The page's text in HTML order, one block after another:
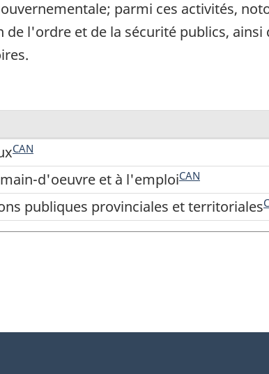
parmi ces activités,
l'ordre et de la sécurité publics,
CAN
d'oeuvre et à l'emploiCAN
publiques provinciales et territoriales